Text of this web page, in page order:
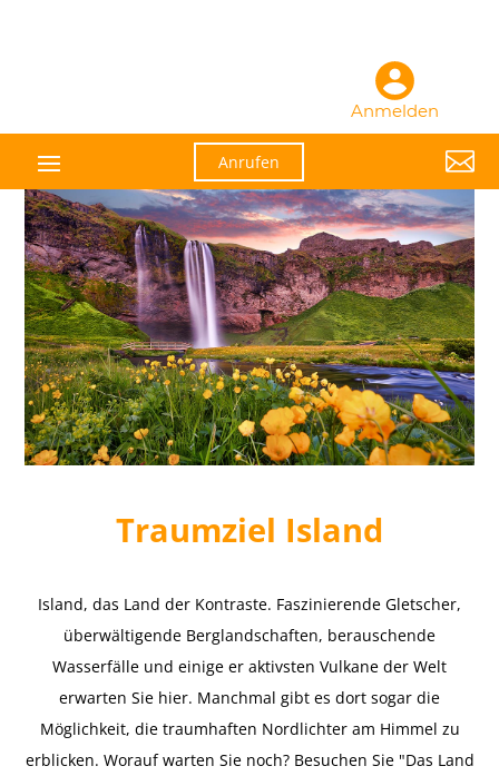
Anmelden
Anrufen 
Traumziel Island
Island, das Land der Kontraste. Faszinierende Gletscher,
überwältigende Berglandschaften, berauschende
Wasserfälle und einige er aktivsten Vulkane der Welt
erwarten Sie hier. Manchmal gibt es dort sogar die
Möglichkeit, die traumhaften Nordlichter am Himmel zu
erblicken. Worauf warten Sie noch? Besuchen Sie "Das Land